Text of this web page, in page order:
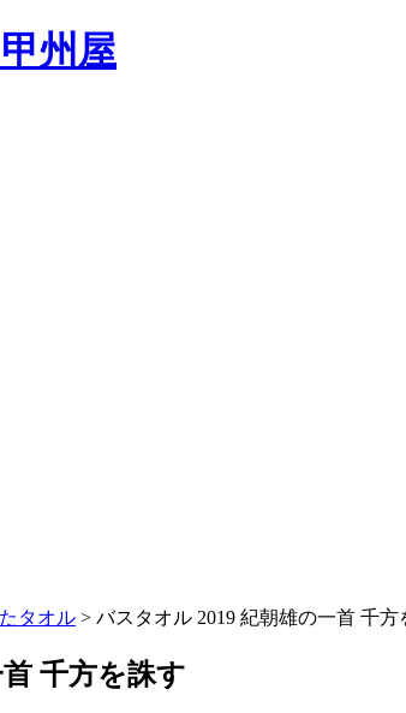
州屋
タオル > バスタオル 2019 紀朝雄の一首 千方
千方を誅す